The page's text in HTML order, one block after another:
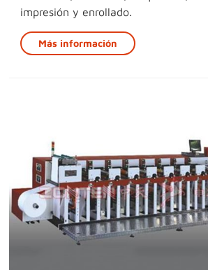
impresión y enrollado.
Más información